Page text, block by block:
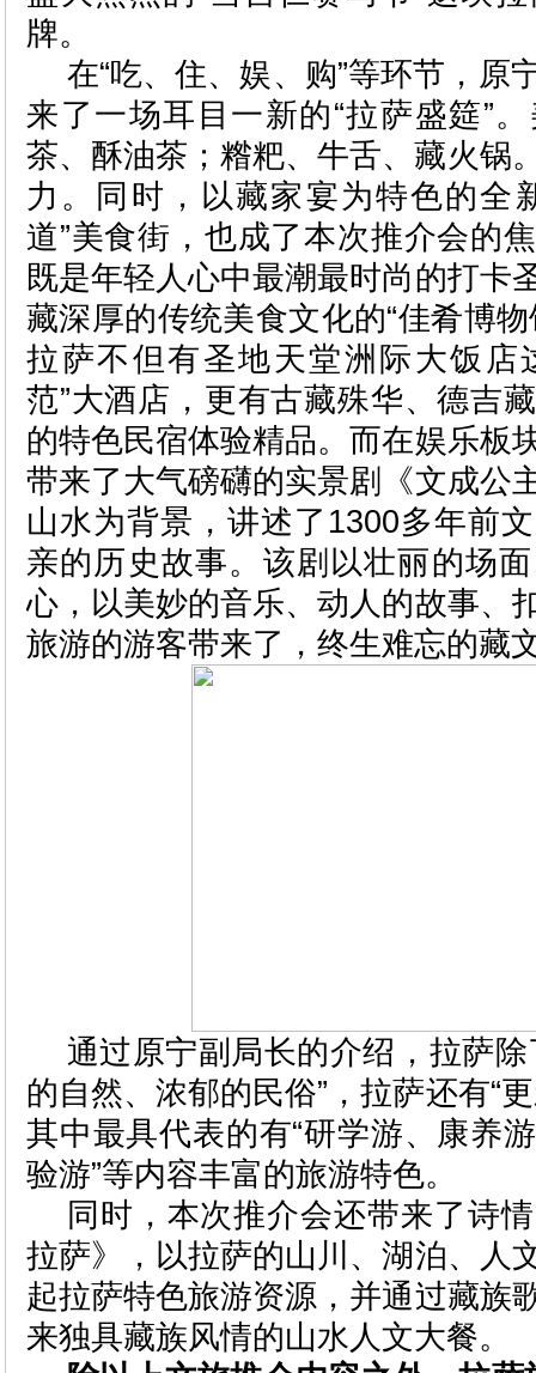
牌。
在“吃、住、娱、购”等环节，原
来了一场耳目一新的“拉萨盛筵”
茶、酥油茶；糌粑、牛舌、藏火锅
力。同时，以藏家宴为特色的
道”美食街，也成了本次推介会的
既是年轻人心中最潮最时尚的打卡
藏深厚的传统美食文化的“佳肴博
拉萨不但有圣地天堂洲际大饭店
范”大酒店，更有古藏殊华、德吉
的特色民宿体验精品。而在娱乐板
带来了大气磅礴的实景剧《文成公
山水为背景，讲述了1300多年前
亲的历史故事。该剧以壮丽的场
心，以美妙的音乐、动人的故事、
旅游的游客带来了，终生难忘的藏
通过原宁副局长的介绍，拉萨
的自然、浓郁的民俗”，拉萨还有“
其中最具代表的有“研学游、康养
验游”等内容丰富的旅游特色。
同时，本次推介会还带来了诗
拉萨》，以拉萨的山川、湖泊、人
起拉萨特色旅游资源，并通过藏族
来独具藏族风情的山水人文大餐。